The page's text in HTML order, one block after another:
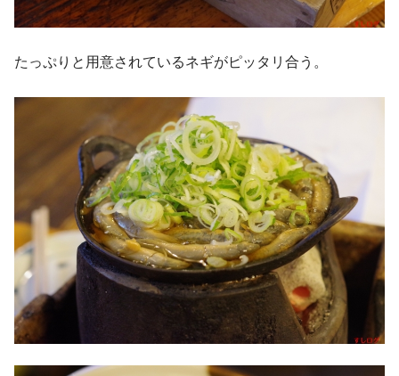
たっぷりと用意されているネギがピッタリ合う。